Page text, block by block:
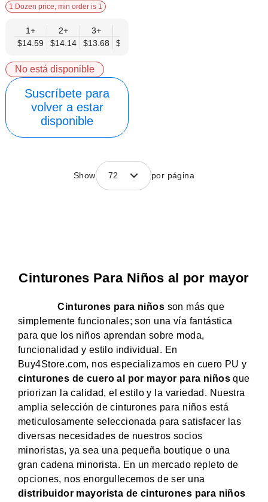
1 Dozen price, min order is 1
1+
$14.59
2+
$14.14
3+
$13.68
$13.22
No está disponible
Suscríbete para
volver a estar
disponible
Show 72 por página
Cinturones Para Niños al por mayor
Cinturones para niños son más que
simplemente funcionales; son una vía fantástica
para que los niños aprendan sobre moda,
funcionalidad y estilo individual. En
Buy4Store.com, nos especializamos en cuero PU y
cinturones de cuero al por mayor para niñosque
priorizan la calidad, el estilo y la variedad. Nuestra
amplia selección de cinturones para niños está
meticulosamente seleccionada para satisfacer las
diversas necesidades de nuestros socios
minoristas, ya sea una pequeña boutique o una
gran cadena minorista. En un mercado repleto de
opciones, nos enorgullecemos de ser una
distribuidor mayorista de cinturones para niños